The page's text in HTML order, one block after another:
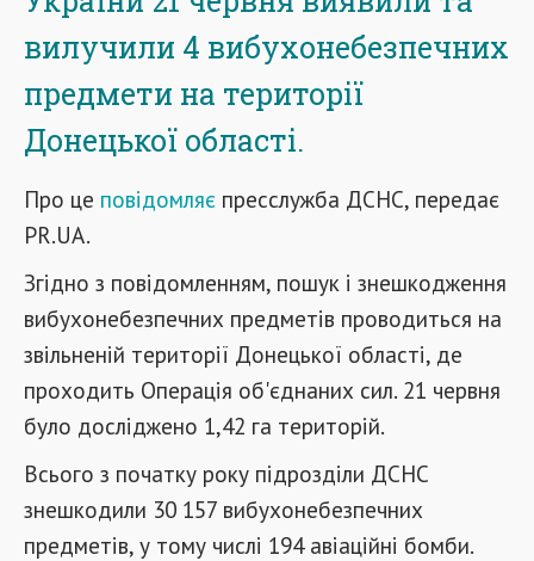
вилучили 4 вибухонебезпечних
предмети на території
Донецької області.
Про це повідомляє пресслужба ДСНС, передає
PR.UA.
Згідно з повідомленням, пошук і знешкодження
вибухонебезпечних предметів проводиться на
звільненій території Донецької області, де
проходить Операція об'єднаних сил. 21 червня
було досліджено 1,42 га територій.
Всього з початку року підрозділи ДСНС
знешкодили 30 157 вибухонебезпечних
предметів, у тому числі 194 авіаційні бомби.